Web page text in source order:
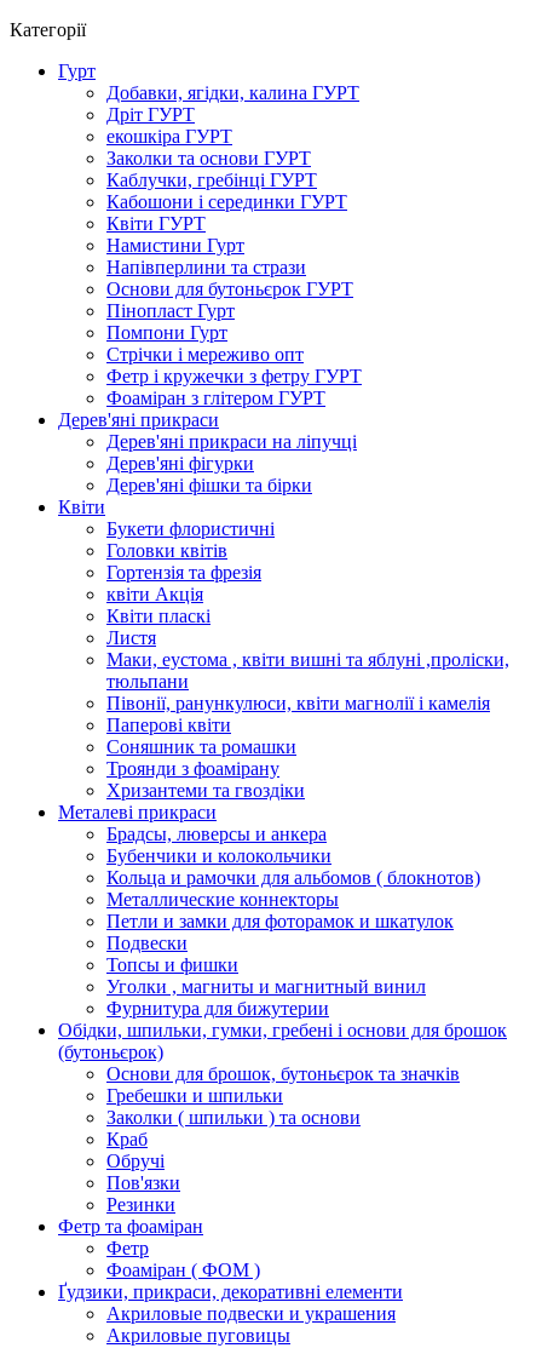
Категорії
Гурт
Добавки, ягідки, калина ГУРТ
Дріт ГУРТ
екошкіра ГУРТ
Заколки та основи ГУРТ
Каблучки, гребінці ГУРТ
Кабошони і серединки ГУРТ
Квіти ГУРТ
Намистини Гурт
Напівперлини та стрази
Основи для бутоньєрок ГУРТ
Пінопласт Гурт
Помпони Гурт
Стрічки і мереживо опт
Фетр і кружечки з фетру ГУРТ
Фоаміран з глітером ГУРТ
Дерев'яні прикраси
Дерев'яні прикраси на ліпучці
Дерев'яні фігурки
Дерев'яні фішки та бірки
Квіти
Букети флористичні
Головки квітів
Гортензія та фрезія
квіти Акція
Квіти пласкі
Листя
Маки, еустома , квіти вишні та яблуні ,проліски,
тюльпани
Півонії, ранункулюси, квіти магнолії і камелія
Паперові квіти
Соняшник та ромашки
Троянди з фоамірану
Хризантеми та гвоздіки
Металеві прикраси
Брадсы, люверсы и анкера
Бубенчики и колокольчики
Кольца и рамочки для альбомов ( блокнотов)
Металлические коннекторы
Петли и замки для фоторамок и шкатулок
Подвески
Топсы и фишки
Уголки , магниты и магнитный винил
Фурнитура для бижутерии
Обідки, шпильки, гумки, гребені і основи для брошок
(бутоньєрок)
Основи для брошок, бутоньєрок та значків
Гребешки и шпильки
Заколки ( шпильки ) та основи
Краб
Обручі
Пов'язки
Резинки
Фетр та фоаміран
Фетр
Фоаміран ( ФОМ )
Ґудзики, прикраси, декоративні елементи
Акриловые подвески и украшения
Акриловые пуговицы